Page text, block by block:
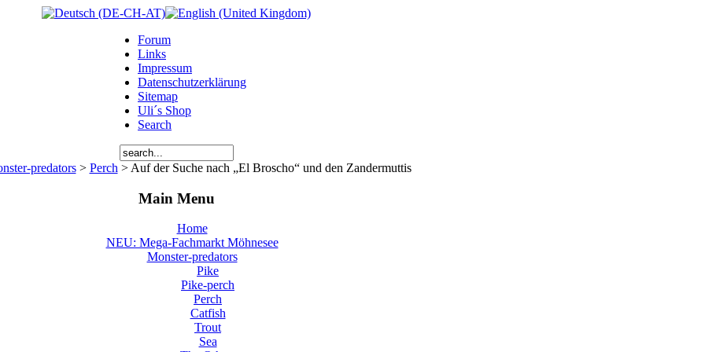
Forum
Links
Impressum
Datenschutzerklärung
Sitemap
Uli´s Shop
Search
predators> Perch > Auf der Suche nach „El Broscho“ und den Zandermuttis
Main Menu
Home
NEU: Mega-Fachmarkt Möhnesee
Monster-predators
Pike
Pike-perch
Perch
Catfish
Trout
Sea